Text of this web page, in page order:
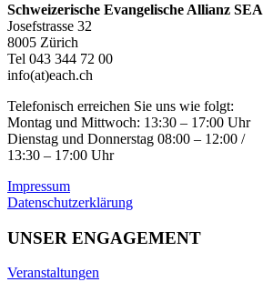
Schweizerische Evangelische Allianz SEA
Josefstrasse 32
8005 Zürich
Tel 043 344 72 00
info(at)each.ch
Telefonisch erreichen Sie uns wie folgt:
Montag und Mittwoch: 13:30 – 17:00 Uhr
Dienstag und Donnerstag 08:00 – 12:00 /
13:30 – 17:00 Uhr
Impressum
Datenschutzerklärung
UNSER ENGAGEMENT
Veranstaltungen